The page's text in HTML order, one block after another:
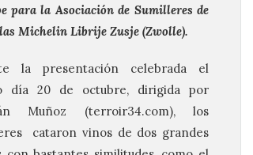
para la Asociación de Sumilleres de
Michelin Librije Zusje (Zwolle).
la presentación celebrada el
día 20 de octubre, dirigida por
Muñoz (terroir34.com), los
cataron vinos de dos grandes